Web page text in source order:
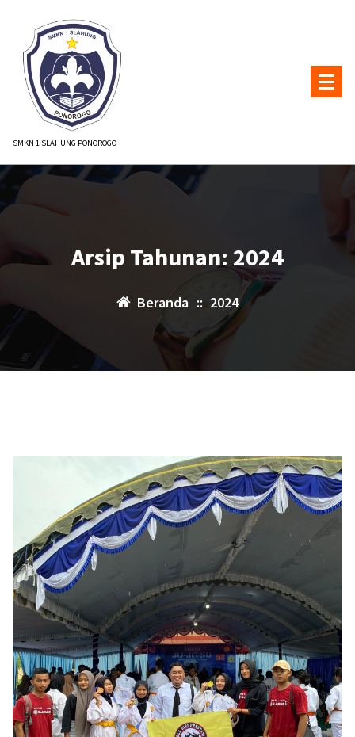
konten
SMKN 1 SLAHUNG PONOROGO
Arsip Tahunan: 2024
Beranda :: 2024